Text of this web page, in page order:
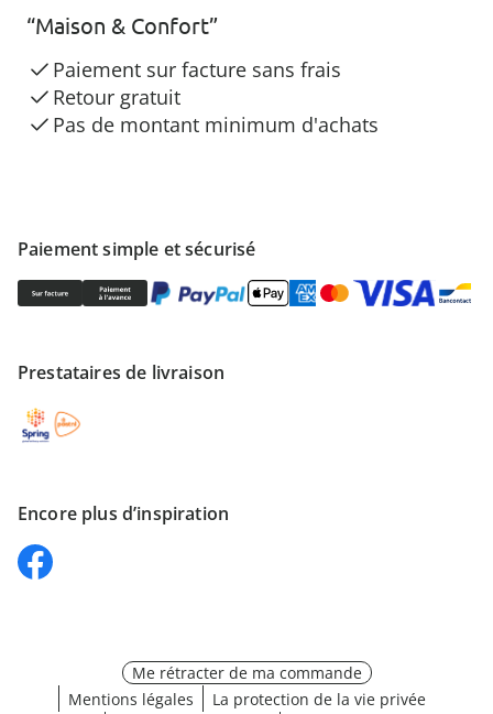
Paiement simple et sécurisé
Prestataires de livraison
Encore plus d’inspiration
“Maison & Confort”
Paiement sur facture sans frais
Retour gratuit
Pas de montant minimum d'achats
Me rétracter de ma commande
Mentions légales
La protection de la vie privée